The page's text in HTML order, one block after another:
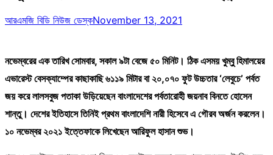
আরএমজি বিডি নিউজ ডেস্কNovember 13, 2021
নভেম্বরের এক তারিখ সোমবার, সকাল ৯টা বেজে ৫০ মিনিট। ঠিক এসময় খুম্বু হিমালয়ের
এভারেস্ট বেসক্যাম্পের কাছাকাছি ৬১১৯ মিটার বা ২০,০৭০ ফুট উচ্চতার ‘লেবুচে’ পর্বত
জয় করে লালসবুজ পতাকা উড়িয়েছেন বাংলাদেশের পর্বতারোহী জয়নাব বিনতে হোসেন
শান্তু। দেশের ইতিহাসে তিনিই প্রথম বাংলাদেশি নারী হিসেবে এ গৌরব অর্জন করলেন।
১০ নভেম্বর ২০২১ ইত্তেফাকে লিখেছেন আরিফুল হাসান শুভ।